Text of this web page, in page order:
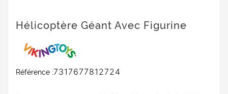
Hélicoptère Géant Avec Figurine
Référence :7317677812724